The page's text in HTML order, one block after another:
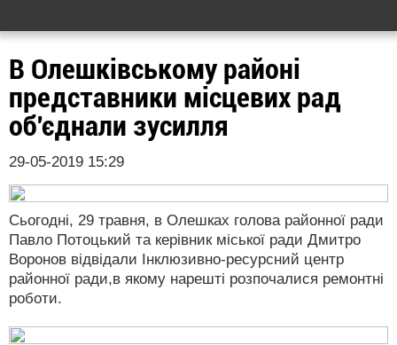
В Олешківському районі
представники місцевих рад
об'єднали зусилля
29-05-2019 15:29
Сьогодні, 29 травня, в Олешках голова районної ради
Павло Потоцький та керівник міської ради Дмитро
Воронов відвідали Інклюзивно-ресурсний центр
районної ради,в якому нарешті розпочалися ремонтні
роботи.